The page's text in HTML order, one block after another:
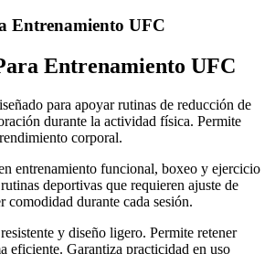
Entrenamiento UFC
Entrenamiento UFC
para apoyar rutinas de reducción de
durante la actividad física. Permite
corporal.
entrenamiento funcional, boxeo y ejercicio
deportivas que requieren ajuste de
comodidad durante cada sesión.
y diseño ligero. Permite retener
eficiente. Garantiza practicidad en uso